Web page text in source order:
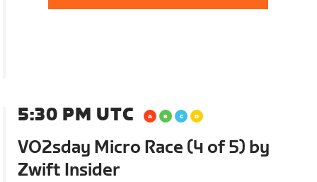
5:30 PM UTC
VO2sday Micro Race (4 of 5) by
Zwift Insider